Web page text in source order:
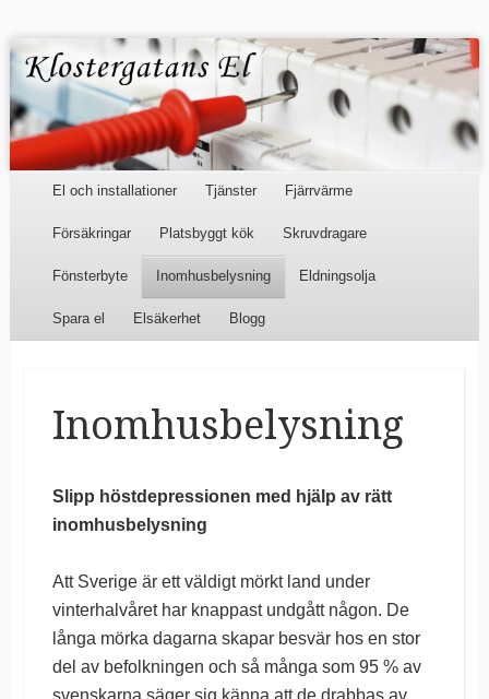
Klostergatans El
och
Elinstallationer
Menu
Skip to content
El och installationer Tjänster Fjärrvärme
Försäkringar Platsbyggt kök Skruvdragare
Fönsterbyte Inomhusbelysning Eldningsolja
Spara el Elsäkerhet Blogg
Inomhusbelysning
Slipp höstdepressionen med hjälp av rätt
inomhusbelysning
Att Sverige är ett väldigt mörkt land under
vinterhalvåret har knappast undgått någon. De
långa mörka dagarna skapar besvär hos en stor
del av befolkningen och så många som 95 % av
svenskarna säger sig känna att de drabbas av